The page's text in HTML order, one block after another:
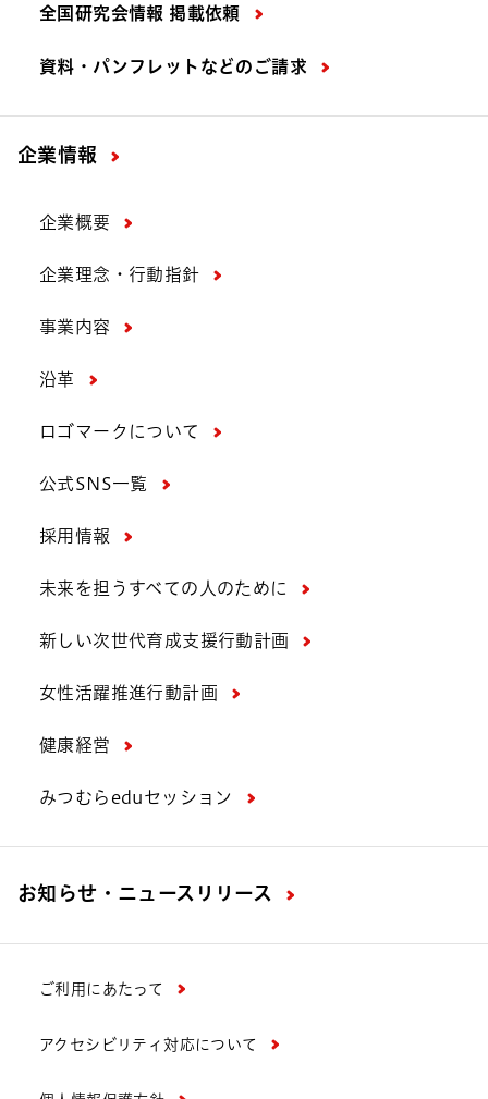
全国研究会情報 掲載依頼
資料・パンフレットなどの ご請求
企業情報
企業概要
企業理念・行動指針
事業内容
沿革
ロゴマークについて
公式SNS一覧
採用情報
未来を担うすべての人のために
新しい次世代育成支援行動計画
女性活躍推進行動計画
健康経営
みつむらeduセッション
お知らせ・ニュースリリース
ご利用にあたって
アクセシビリティ対応について